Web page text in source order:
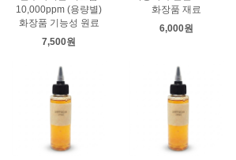
10,000ppm (용량별)
화장품 기능성 원료
7,500원
화장품 재료
6,000원